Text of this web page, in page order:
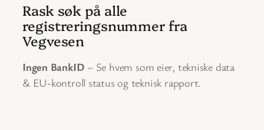
Rask søk på alle
registreringsnummer fra
Vegvesen
Ingen BankID – Se hvem som eier, tekniske data
& EU-kontroll status og teknisk rapport.